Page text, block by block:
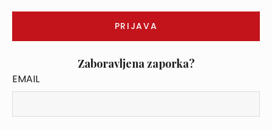
Zaboravljena zaporka?
EMAIL